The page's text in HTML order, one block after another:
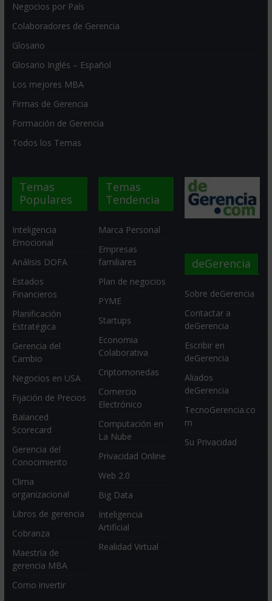
Negocios por País
Colaboradores de Gerencia
Glosario
Glosario Inglés – Español
Los mejores MBA
Firmas de Gerencia
Formación de Gerencia
Todos los Temas
Temas
Populares
Inteligencia
Emocional
Análisis DOFA
Estados
Financieros
Planificación
Estratégica
Gerencia del
Cambio
Negocios en USA
Fijación de Precios
Balanced
Scorecard
Gerencia del
Conocimiento
Clima
organizacional
Libros de gerencia
Cobranza
Maestría de
gerencia MBA
Como invertir
Temas
Tendencia
Marca Personal
Empresas
familiares
Plan de negocios
PYME
Startups
Economia
Colaborativa
Criptomonedas
Comercio
Electrónico
Computación en
La Nube
Privacidad Online
Web 2.0
Big Data
Inteligencia
Artificial
Realidad Virtual
deGerencia
Sobre deGerencia
Contactar a
deGerencia
Escribir en
deGerencia
Aliados
deGerencia
TecnoGerencia.co
m
Su Privacidad